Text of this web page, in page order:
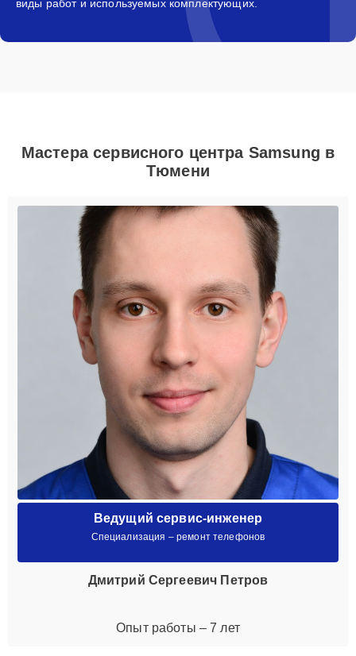
виды работ и используемых комплектующих.
Мастера сервисного центра Samsung в
Тюмени
Ведущий сервис-инженер
Специализация – ремонт телефонов
Дмитрий Сергеевич Петров
Опыт работы – 7 лет